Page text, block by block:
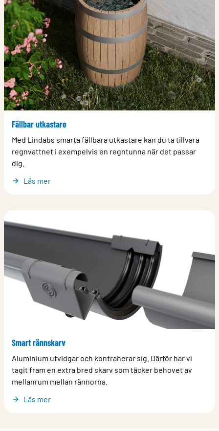
Fällbar utkastare
Med Lindabs smarta fällbara utkastare kan du ta tillvara
regnvattnet i exempelvis en regntunna när det passar
dig.
Läs mer
Smart rännskarv
Aluminium utvidgar och kontraherar sig. Därför har vi
tagit fram en extra bred skarv som täcker behovet av
mellanrum mellan rännorna.
Läs mer